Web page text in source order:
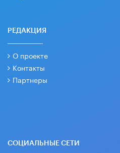
РЕДАКЦИЯ
О проекте
Контакты
Партнеры
СОЦИАЛЬНЫЕ СЕТИ